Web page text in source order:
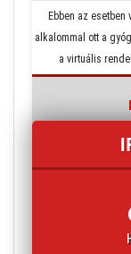
Ebben az
alkalommal ott a
a virtuális